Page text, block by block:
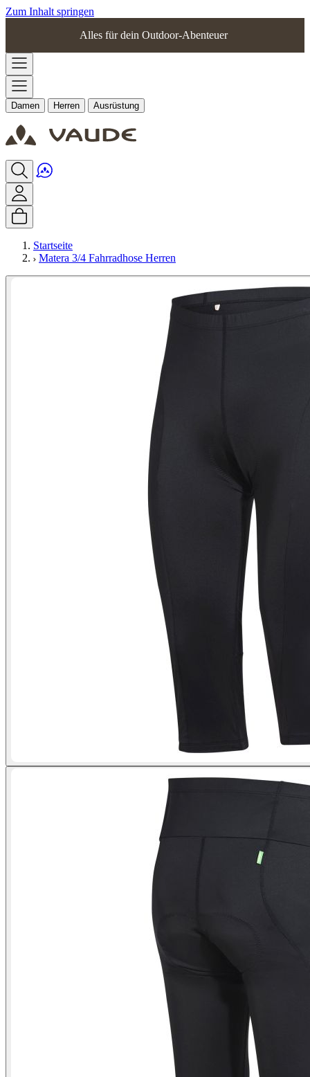
Zum Inhalt springen
Alles für dein Outdoor-Abenteuer
Damen Herren Ausrüstung
Startseite
Matera 3/4 Fahrradhose Herren